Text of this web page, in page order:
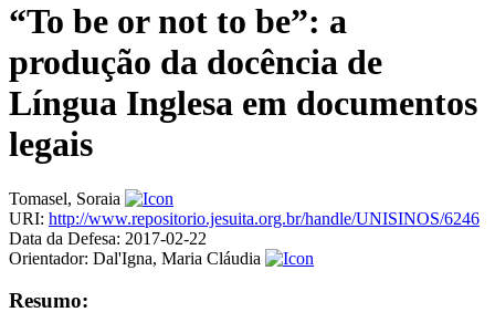
“To be or not to be”: a
produção da docência de
Língua Inglesa em documentos
legais
Tomasel, Soraia
URI: http://www.repositorio.jesuita.org.br/handle/UNISINOS/6246
Data da Defesa: 2017-02-22
Orientador: Dal'Igna, Maria Cláudia
Resumo: